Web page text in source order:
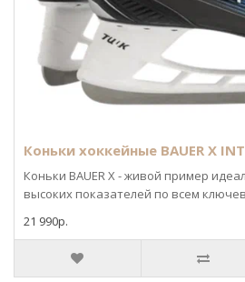
Коньки хоккейные BAUER X
Коньки BAUER X - живой пример
высоких показателей по всем
21 990р.